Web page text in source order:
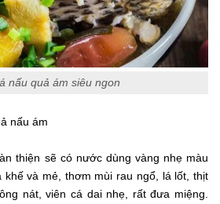
nấu quả ám siêu ngon
nấu ám
thiện sẽ có nước dùng vàng nhẹ màu
khế và mẻ, thơm mùi rau ngổ, lá lốt, thịt
nát, viên cá dai nhẹ, rất đưa miệng.